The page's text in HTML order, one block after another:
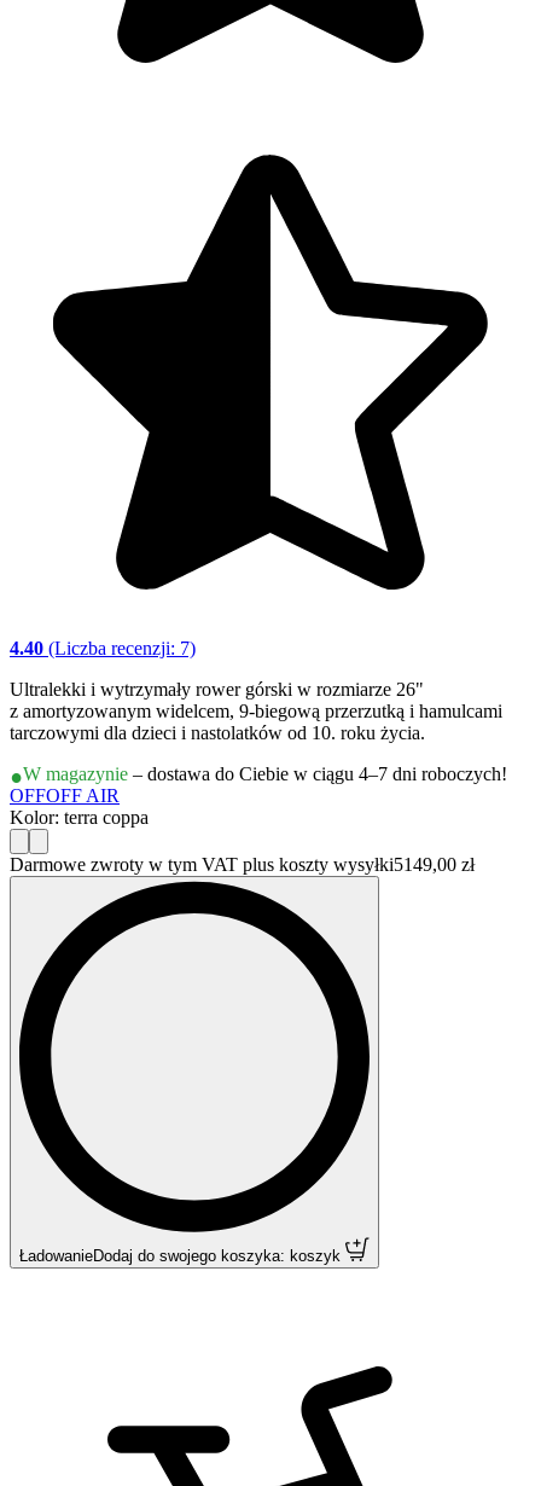
4.40 (Liczba recenzji: 7)
Ultralekki i wytrzymały rower górski w rozmiarze 26"
z amortyzowanym widelcem, 9-biegową przerzutką i hamulcami
tarczowymi dla dzieci i nastolatków od 10. roku życia.
W magazynie – dostawa do Ciebie w ciągu 4–7 dni roboczych!
OFFOFF AIR
Kolor: terra coppa
Darmowe zwroty w tym VAT plus koszty wysyłki5149,00 zł
Ładowanie Dodaj do swojego koszyka: koszyk